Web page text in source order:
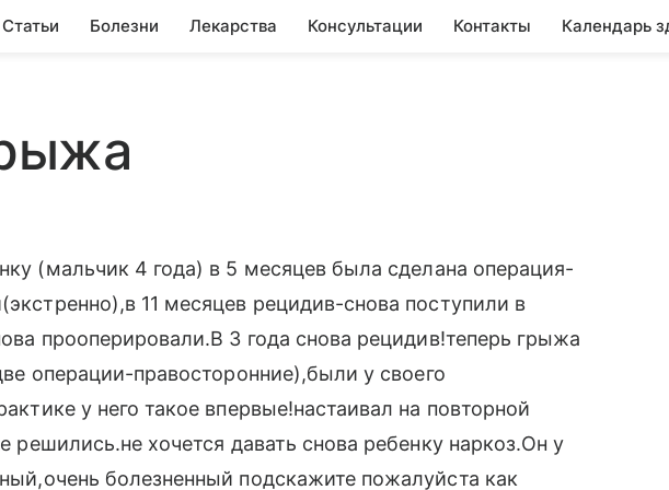
Статьи Болезни Лекарства Консультации Контакты Календарь
(мальчик 4 года) в 5 месяцев была сделана операция-
11 месяцев рецидив-снова поступили в
прооперировали.В 3 года снова рецидив!теперь грыжа
операции-правосторонние),были у своего
у него такое впервые!настаивал на повторной
решились.не хочется давать снова ребенку наркоз.Он у
болезненный подскажите пожалуйста как